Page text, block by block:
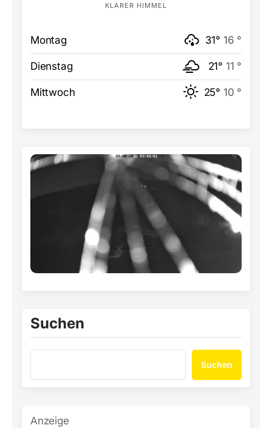
KLARER HIMMEL
Montag 31° 16 °
Dienstag 21° 11 °
Mittwoch 25° 10 °
Suchen
Suchen
Anzeige